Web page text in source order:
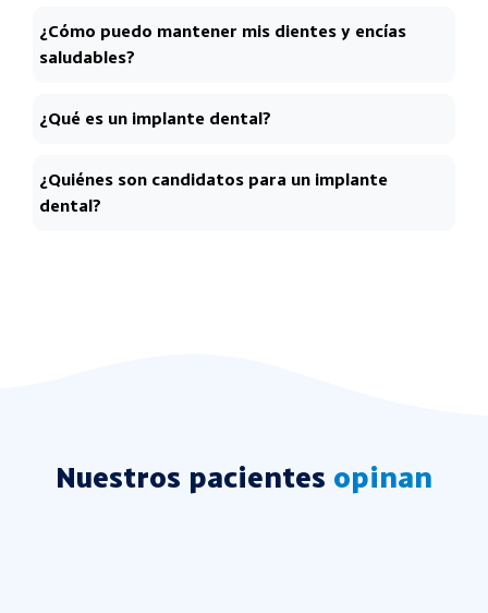
¿Cómo puedo mantener mis dientes y encías
saludables?
¿Qué es un implante dental?
¿Quiénes son candidatos para un implante
dental?
Nuestros pacientes opinan